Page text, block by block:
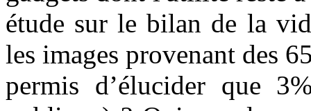
étude sur le bilan de la
les images provenant des
permis d’élucider que